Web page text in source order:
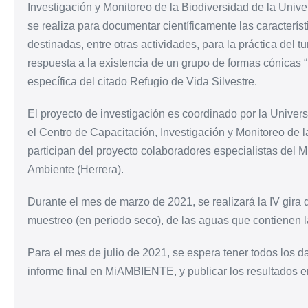
Investigación y Monitoreo de la Biodiversidad de la
se realiza para documentar científicamente las
destinadas, entre otras actividades, para la práctica del
respuesta a la existencia de un grupo de formas cónicas
específica del citado Refugio de Vida Silvestre.
El proyecto de investigación es coordinado por la
el Centro de Capacitación, Investigación y Monitoreo de
participan del proyecto colaboradores especialistas del
Ambiente (Herrera).
Durante el mes de marzo de 2021, se realizará la IV
muestreo (en periodo seco), de las aguas que contienen
Para el mes de julio de 2021, se espera tener todos los
informe final en MiAMBIENTE, y publicar los resultados